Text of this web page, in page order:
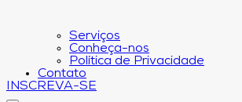
Serviços
Conheça-nos
Política de Privacidade
Contato
INSCREVA-SE